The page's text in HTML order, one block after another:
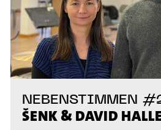
NEBENSTIMMEN
ŠENK & DAVID